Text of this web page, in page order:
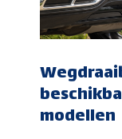
modellen